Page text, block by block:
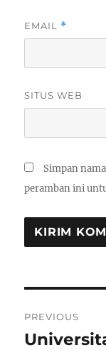
EMAIL *
SITUS WEB
Simpan
peramban ini
pos
PREVIOUS
Previous